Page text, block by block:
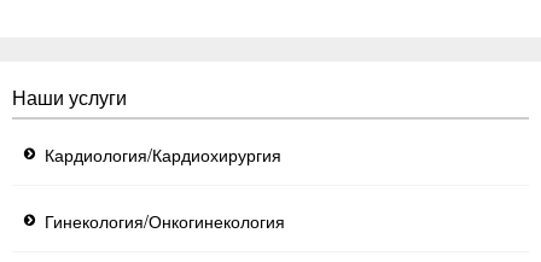
Наши услуги
Кардиология/Кардиохирургия
Гинекология/Онкогинекология